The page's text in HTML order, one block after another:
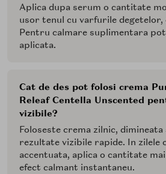
Aplica dupa serum o cantitate
usor tenul cu varfurile degetelor,
Pentru calmare suplimentara
aplicata.
Cat de des pot folosi crema
Releaf Centella Unscented
vizibile?
Foloseste crema zilnic,
rezultate vizibile rapide. In zilele
accentuata, aplica o cantitate
efect calmant instantaneu.